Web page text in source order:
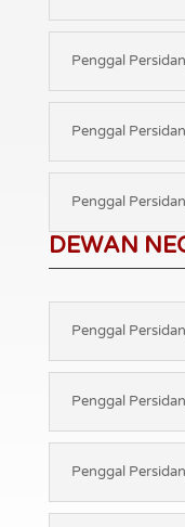
Penggal
Penggal
Penggal
DEWAN
Penggal
Penggal
Penggal